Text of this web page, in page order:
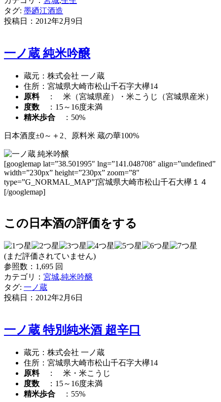
タグ: 墨廼江酒造
投稿日： 2012年2月9日
一ノ蔵 純米吟醸
蔵元：株式会社 一ノ蔵
住所：宮城県大崎市松山千石字大欅14
原料： 米（宮城県産）・米こうじ（宮城県産米）
度数 ：15～16度未満
精米歩合 ：50%
日本酒度±0～＋2、原料米 蔵の華100%
[googlemap lat=”38.501995″ lng=”141.048708″ align=”undefined”
width=”230px” height=”230px” zoom=”8″
type=”G_NORMAL_MAP”]宮城県大崎市松山千石大欅１４
[/googlemap]
この日本酒の評価をする
(まだ評価されていません)
参照数：1,695 回
カテゴリ： 宮城,純米吟醸
タグ: 一ノ蔵
投稿日： 2012年2月6日
一ノ蔵 特別純米酒 超辛口
蔵元：株式会社 一ノ蔵
住所：宮城県大崎市松山千石字大欅14
原料： 米・米こうじ
度数 ：15～16度未満
精米歩合 ：55%